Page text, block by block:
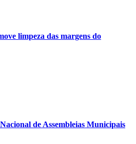
limpeza das margens do
de Assembleias Municipais